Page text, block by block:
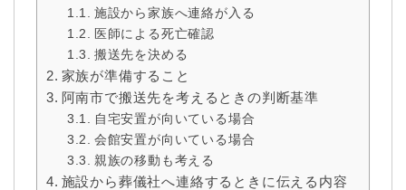
施設から家族へ連絡が入る
医師による死亡確認
搬送先を決める
家族が準備すること
阿南市で搬送先を考えるときの判断基準
自宅安置が向いている場合
会館安置が向いている場合
親族の移動も考える
施設から葬儀社へ連絡するときに伝える内容